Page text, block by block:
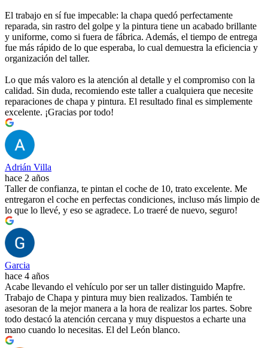
El trabajo en sí fue impecable: la chapa quedó perfectamente
reparada, sin rastro del golpe y la pintura tiene un acabado brillante
y uniforme, como si fuera de fábrica. Además, el tiempo de entrega
fue más rápido de lo que esperaba, lo cual demuestra la eficiencia y
organización del taller.
Lo que más valoro es la atención al detalle y el compromiso con la
calidad. Sin duda, recomiendo este taller a cualquiera que necesite
reparaciones de chapa y pintura. El resultado final es simplemente
excelente. ¡Gracias por todo!
Adrián Villa
hace 2 años
Taller de confianza, te pintan el coche de 10, trato excelente. Me
entregaron el coche en perfectas condiciones, incluso más limpio de
lo que lo llevé, y eso se agradece. Lo traeré de nuevo, seguro!
Garcia
hace 4 años
Acabe llevando el vehículo por ser un taller distinguido Mapfre.
Trabajo de Chapa y pintura muy bien realizados. También te
asesoran de la mejor manera a la hora de realizar los partes. Sobre
todo destacó la atención cercana y muy dispuestos a echarte una
mano cuando lo necesitas. El del León blanco.